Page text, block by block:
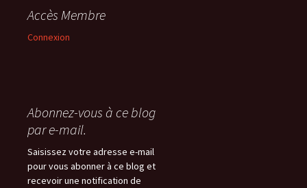
Accès Membre
Connexion
Abonnez-vous à ce blog
par e-mail.
Saisissez votre adresse e-mail
pour vous abonner à ce blog et
recevoir une notification de